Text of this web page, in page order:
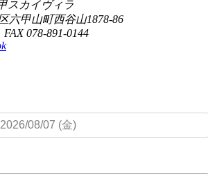
六甲山町西谷山1878-86
078-891-0144